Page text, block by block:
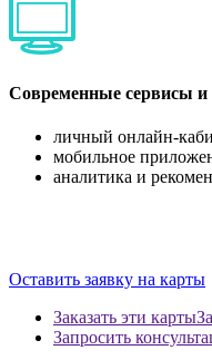
Современные сервисы и
личный онлайн-
мобильное
аналитика и
Оставить заявку на карты
Заказать эти карты
Запросить